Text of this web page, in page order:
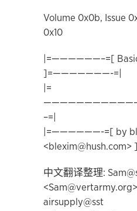
Volume 0x0b, Issue
0x10
|=——————–=[
]=———————-=|
|=
–=|
|=——————-=[ by
中文翻译整理:
<Sam@vertarmy.org>
airsupply@sst